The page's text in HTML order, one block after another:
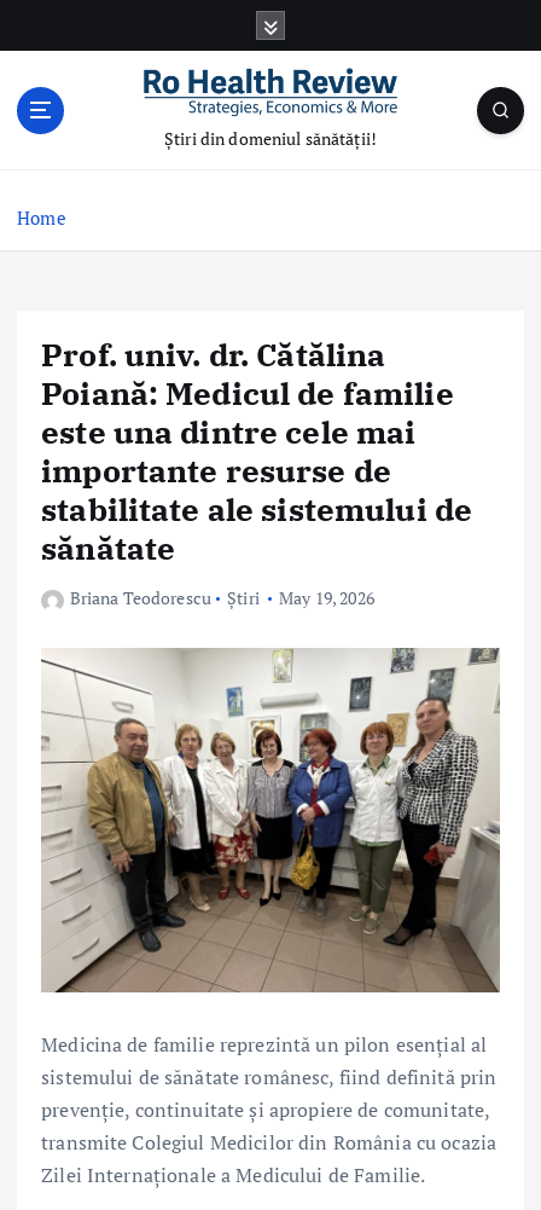
Știri din domeniul sănătății!
Home
Prof. univ. dr. Cătălina
Poiană: Medicul de familie
este una dintre cele mai
importante resurse de
stabilitate ale sistemului de
sănătate
Briana Teodorescu Știri May 19, 2026
Medicina de familie reprezintă un pilon esențial al
sistemului de sănătate românesc, fiind definită prin
prevenție, continuitate și apropiere de comunitate,
transmite Colegiul Medicilor din România cu ocazia
Zilei Internaționale a Medicului de Familie.